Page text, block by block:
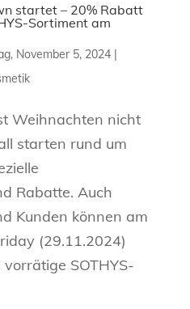
startet – 20% Rabatt
Sortiment am
November 5, 2024|
Weihnachten nicht
starten rund um
Rabatte. Auch
Kunden können am
(29.11.2024)
SOTHYS-